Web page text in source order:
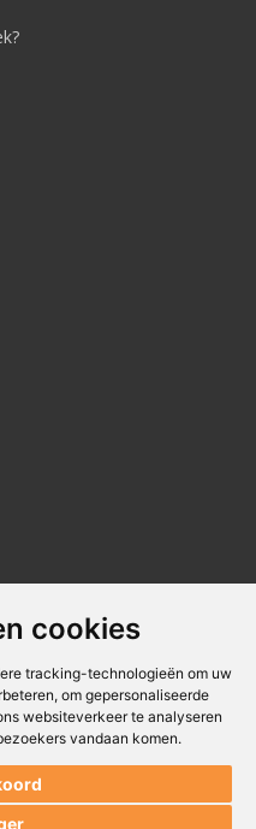
cookies
tracking-technologieën om uw
om gepersonaliseerde
websiteverkeer te analyseren
vandaan komen.